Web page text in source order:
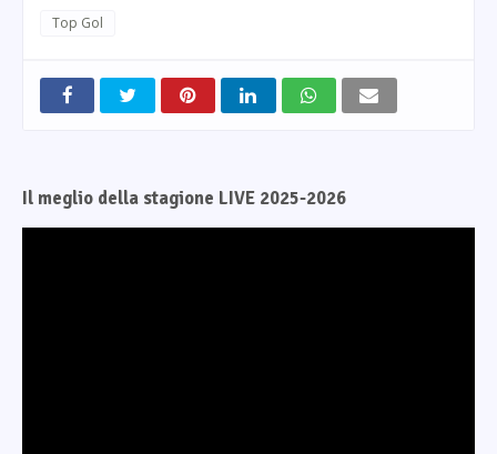
Top Gol
Il meglio della stagione LIVE 2025-2026